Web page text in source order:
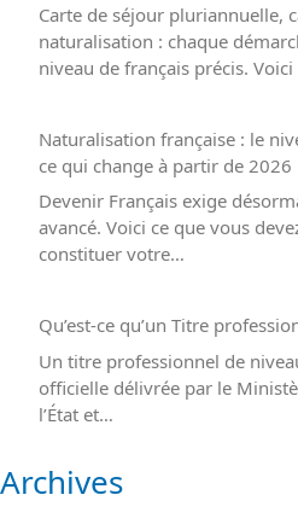
Carte de séjour pluriannuelle,
naturalisation : chaque
niveau de français précis.
Naturalisation française : le
ce qui change à partir de 2026
Devenir Français exige
avancé. Voici ce que vous
constituer votre…
Qu’est-ce qu’un Titre
Un titre professionnel de
officielle délivrée par le
l’État et…
Archives